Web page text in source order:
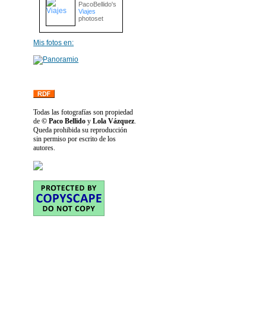
PacoBellido's
Viajes
photoset
Mis fotos en:
Todas las fotografías son propiedad
de© Paco BellidoyLola Vázquez
Queda prohibida su reproducción
sin permiso por escrito de los